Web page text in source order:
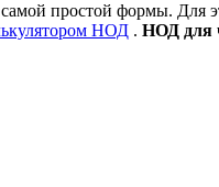
простой формы. Для
НОД . НОД для